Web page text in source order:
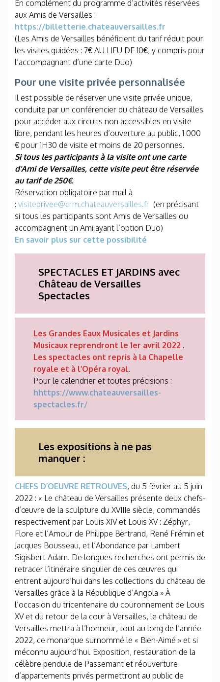
En complément du programme d’activités réservées
aux Amis de Versailles :
https://billetterie.chateauversailles.fr
(Les Amis de Versailles bénéficient du tarif réduit pour
les visites guidées : 7€ AU LIEU DE 10€, y compris pour
l’accompagnant d’une carte Duo)
Pour une visite privée personnalisée
Il est possible de réserver une visite privée unique,
conduite par un conférencier du château de Versailles
pour accéder aux circuits non accessibles en visite
libre, pendant les heures d’ouverture au public, 1 000
€ pour 1H30 de visite et moins de 20 personnes.
Si tous les participants à la visite ont une carte
d’Ami de Versailles, cette visite peut être réservée
au tarif de 250€.
Réservation obligatoire par mail à
: visiteprivee@crm.chateauversailles.fr (en précisant
si tous les participants sont Amis de Versailles ou
accompagnent un Ami ayant l’option Duo)
En savoir plus sur cette possibilité
SPECTACLES ET JARDINS avec
Château de Versailles
Spectacles
Les Grandes Eaux Musicales et Jardins
Musicaux reprendront le 1er avril 2022 .
Les spectacles ont repris à la Chapelle
royale et à l’Opéra royal.
Pour le calendrier et toutes précisions :
hhttps://www.chateauversailles-
spectacles.fr/
Les expositions à ne pas
manquer :
CHEFS D’OEUVRE RETROUVES, du 5 février au 5 juin
2022 : « Le château de Versailles présente deux chefs-
d’œuvre de la sculpture du XVIIIe siècle, commandés
respectivement par Louis XIV et Louis XV : Zéphyr,
Flore et l’Amour de Philippe Bertrand, René Frémin et
Jacques Bousseau, et l’Abondance par Lambert
Sigisbert Adam. De longues recherches ont permis de
retracer l’itinéraire singulier de ces œuvres qui
entrent aujourd’hui dans les collections du château de
Versailles grâce à la République d’Angola » À
l’occasion du tricentenaire du couronnement de Louis
XV et du retour de la cour à Versailles, le château de
Versailles mettra à l’honneur, tout au long de l’année
2022, ce monarque surnommé le « Bien-Aimé » et si
méconnu aujourd’hui. Exposition, restauration de la
célèbre pendule de Passemant et réouverture
d’appartements privés permettront au public de